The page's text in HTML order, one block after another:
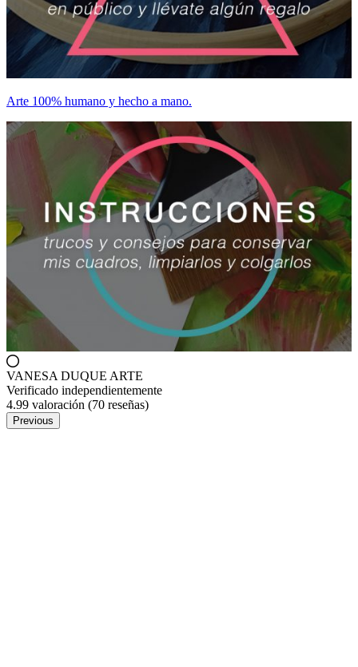
Arte 100% humano y hecho a mano.
VANESA DUQUE ARTE
Verificado independientemente
4.99 valoración (70 reseñas)
Previous